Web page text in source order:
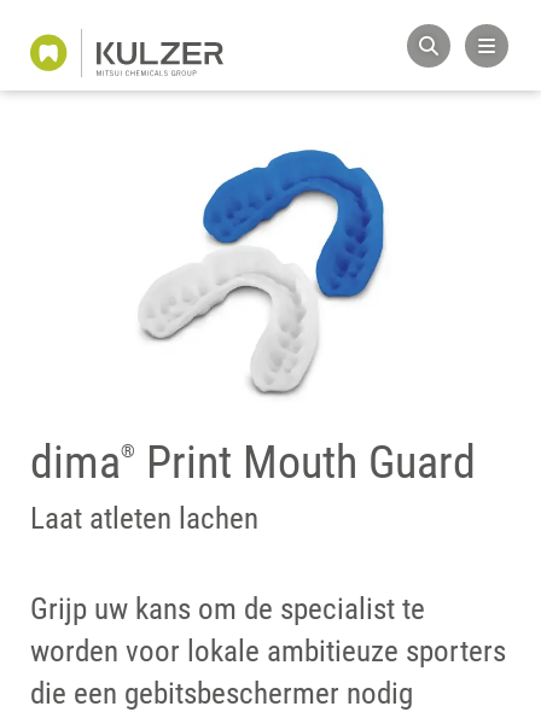
dima® Print Mouth Guard
Laat atleten lachen
Grijp uw kans om de specialist te
worden voor lokale ambitieuze sporters
die een gebitsbeschermer nodig